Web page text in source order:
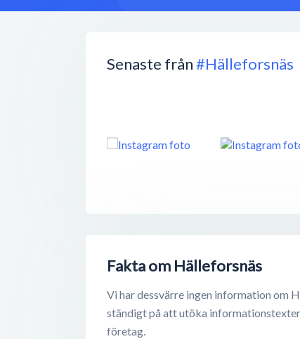
Senaste från#Hälleforsnäs
Fakta om Hälleforsnäs
Vi har dessvärre ingen information om
ständigt på att utöka
företag.